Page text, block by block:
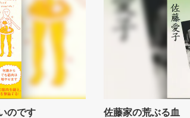
のです 佐藤家の荒ぶる血